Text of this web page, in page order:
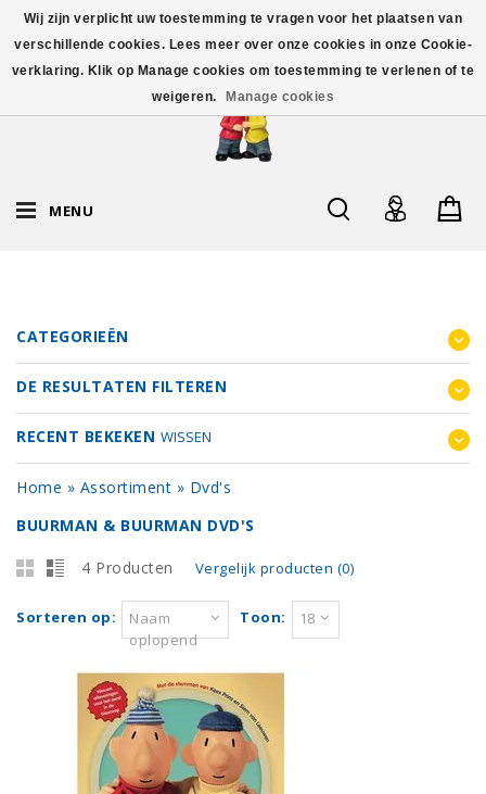
MENU
CATEGORIEËN
DE RESULTATEN FILTEREN
RECENT BEKEKEN WISSEN
Home » Assortiment » Dvd's
BUURMAN & BUURMAN DVD'S
4 Producten Vergelijk producten (0)
Sorteren op:
Naam
oplopend
Toon: 18
Wij zijn verplicht uw toestemming te vragen voor het plaatsen van
verschillende cookies. Lees meer over onze cookies in onze Cookie-
verklaring. Klik op Manage cookies om toestemming te verlenen of te
weigeren.
Manage cookies